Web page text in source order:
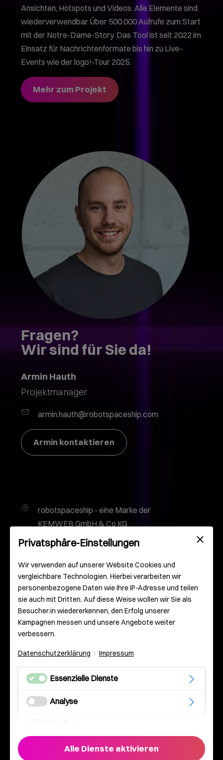
Ansichten, Hotspots und Videos. Alle Elemente sind
wiederverwendbar. Über 500.000 Aufrufe zum Start
mit der Notre-Dame-Story. Das Tool ist seit 2022 im
Einsatz für Nachrichtenformate bis hin zu Live-
Events wie der logo!-Tour 2025.
Mehr zum Projekt
Fragen?
Wir sind für Sie da!
Armin Hauth
Projektmanager
armin.hauth@robotspaceship.com
Armin kontaktieren
robotspaceship - eine Marke der
KEMWEB GmbH & Co KG
Gutenbergplatz 2
55116 Mainz
Deutschland
info@robotspaceship.com
0 61 31 – 93 000 – 0
Impressum
Datenschutz
Privatsphäre-Einstellungen
Wir verwenden auf unserer Website Cookies und
vergleichbare Technologien. Hierbei verarbeiten wir
personenbezogene Daten wie Ihre IP-Adresse und teilen
sie auch mit Dritten. Auf diese Weise wollen wir Sie als
Besucher:in wiedererkennen, den Erfolg unserer
Kampagnen messen und unsere Angebote weiter
verbessern.
Datenschutzerklärung | Impressum
Essenzielle Dienste
Analyse
Die Datenverarbeitung erfolgt nach Ihrer Einwilligung oder
Alle Dienste aktivieren